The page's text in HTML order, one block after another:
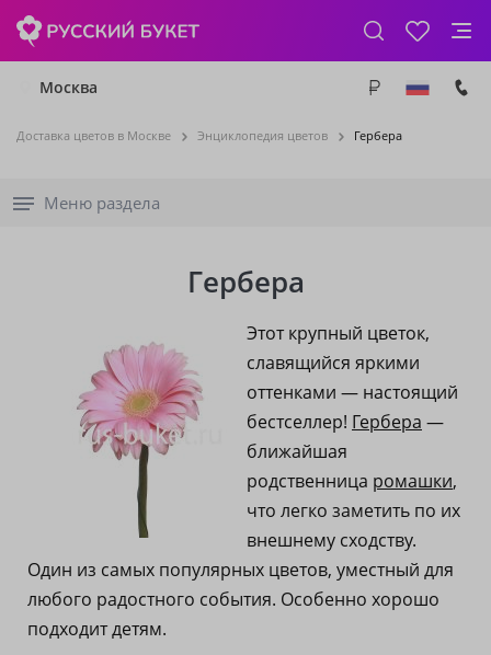
Москва
Доставка цветов в Москве Энциклопедия цветов Гербера
Меню раздела
Гербера
Этот крупный цветок,
славящийся яркими
оттенками — настоящий
бестселлер! Гербера —
ближайшая
родственница ромашки,
что легко заметить по их
внешнему сходству.
Один из самых популярных цветов, уместный для
любого радостного события. Особенно хорошо
подходит детям.